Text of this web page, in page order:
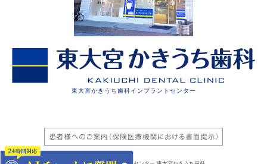
東大宮かきうち歯科インプラントセンター